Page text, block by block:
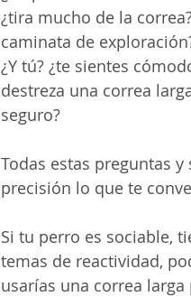
¿tira mucho de la
caminata de
¿Y tú? ¿te sientes
destreza una correa
seguro?
Todas estas preguntas
precisión lo que te
Si tu perro es sociable,
temas de reactividad,
usarías una correa